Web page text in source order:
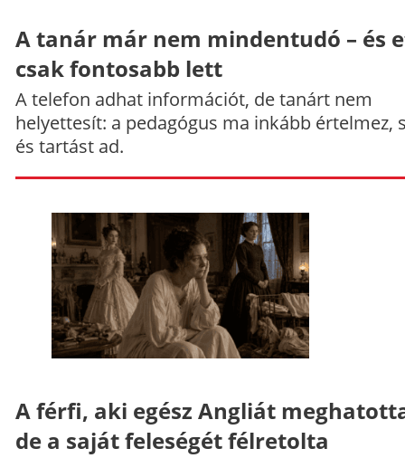
A tanár már nem mindentudó – és
csak fontosabb lett
A telefon adhat információt, de tanárt nem
helyettesít: a pedagógus ma inkább értelmez,
és tartást ad.
A férfi, aki egész Angliát
de a saját feleségét félretolta